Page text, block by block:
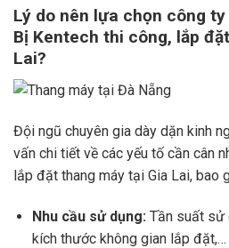
Lý do nên lựa chọn công
Bị Kentech thi công, lắp
Lai?
Đội ngũ chuyên gia dày dặn kinh
vấn chi tiết về các yếu tố cần cân
lắp đặt thang máy tại Gia Lai, bao
Nhu cầu sử dụng: Tần suất sử
kích thước không gian lắp đặt,…